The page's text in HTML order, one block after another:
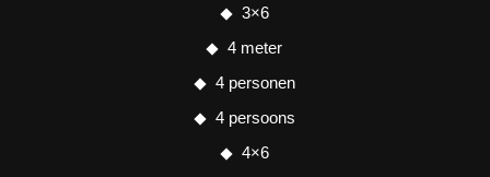
3×6
4 meter
4 personen
4 persoons
4×6